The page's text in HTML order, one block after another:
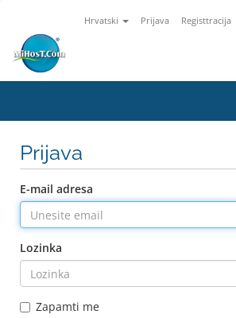
Hrvatski Prijava Registtracija
Prijava
E-mail adresa
Lozinka
Zapamti me